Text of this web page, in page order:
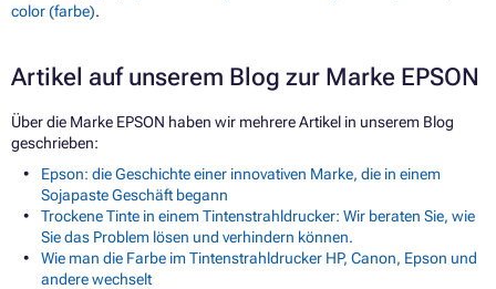
color (farbe).
Artikel auf unserem Blog zur Marke EPSON
Über die Marke EPSON haben wir mehrere Artikel in unserem Blog
geschrieben:
Epson: die Geschichte einer innovativen Marke, die in einem
Sojapaste Geschäft begann
Trockene Tinte in einem Tintenstrahldrucker: Wir beraten Sie, wie
Sie das Problem lösen und verhindern können.
Wie man die Farbe im Tintenstrahldrucker HP, Canon, Epson und
andere wechselt